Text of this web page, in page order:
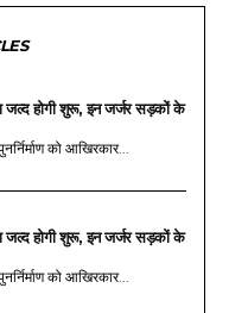
जल्द होगी शुरू, इन जर्जर सड़कों के
को आखिरकार...
जल्द होगी शुरू, इन जर्जर सड़कों के
को आखिरकार...